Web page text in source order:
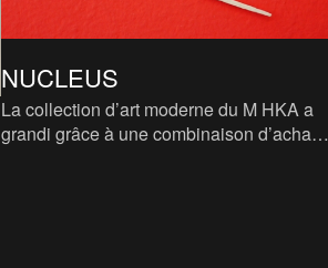
NUCLEUS
La collection d’art moderne du M HKA a
grandi grâce à une combinaison d’achats,